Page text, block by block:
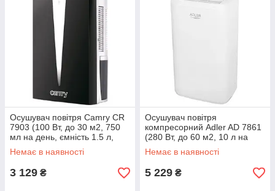
Осушувач повітря Camry CR
7903 (100 Вт, до 30 м2, 750
мл на день, ємність 1.5 л,
компактний)
Немає в наявності
3 129 ₴
Осушувач повітря
компресорний Adler AD 7861
(280 Вт, до 60 м2, 10 л на
день, ємність 2 л)
Немає в наявності
5 229 ₴